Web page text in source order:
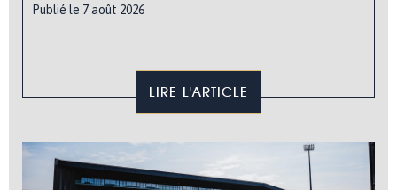
Publié le 7 août 2026
LIRE L'ARTICLE